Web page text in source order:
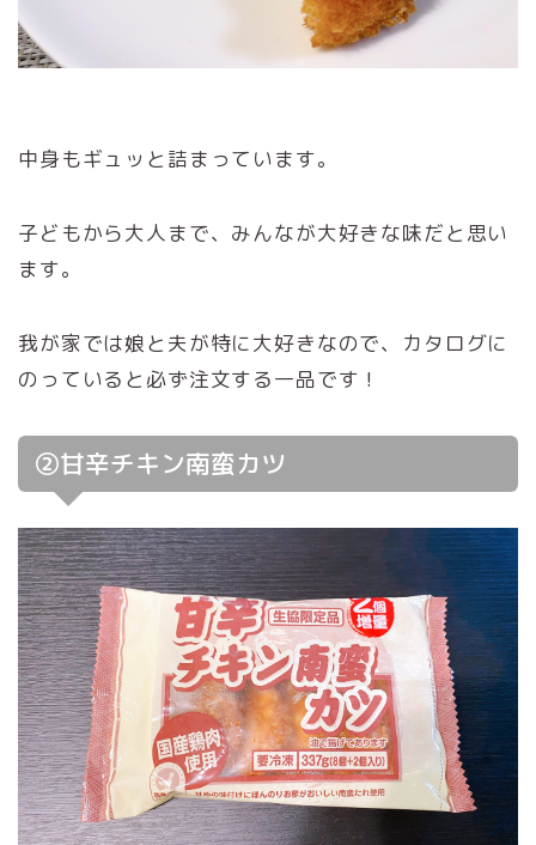
中身もギュッと詰まっています。
子どもから大人まで、みんなが大好きな味だと思い
ます。
我が家では娘と夫が特に大好きなので、カタログに
のっていると必ず注文する一品です！
②甘辛チキン南蛮カツ